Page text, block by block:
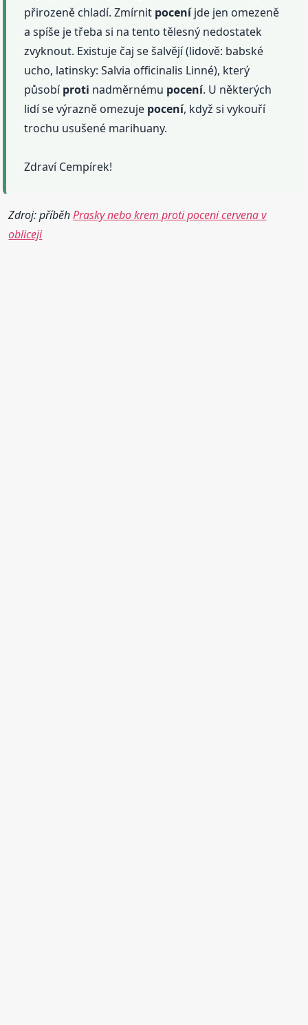
přirozeně chladí. Zmírnit poceníjde jen omezeně
a spíše je třeba si na tento tělesný nedostatek
zvyknout. Existuje čaj se šalvějí (lidově: babské
ucho, latinsky: Salvia officinalis Linné), který
působíproti nadměrnému pocení. U některých
lidí se výrazně omezuje pocení, když si vykouří
trochu usušené marihuany.
Zdraví Cempírek!
Zdroj: příběhPrasky nebo krem proti poceni cervena v
obliceji